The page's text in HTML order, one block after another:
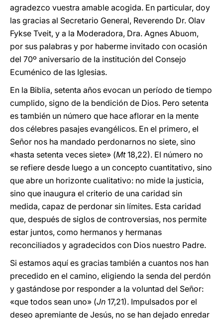
agradezco vuestra amable acogida. En particular, doy
las gracias al Secretario General, Reverendo Dr. Olav
Fykse Tveit, y a la Moderadora, Dra. Agnes Abuom,
por sus palabras y por haberme invitado con ocasión
del 70º aniversario de la institución del Consejo
Ecuménico de las Iglesias.
En la Biblia, setenta años evocan un período de tiempo
cumplido, signo de la bendición de Dios. Pero setenta
es también un número que hace aflorar en la mente
dos célebres pasajes evangélicos. En el primero, el
Señor nos ha mandado perdonarnos no siete, sino
«hasta setenta veces siete» (Mt18,22). El número no
se refiere desde luego a un concepto cuantitativo, sino
que abre un horizonte cualitativo: no mide la justicia,
sino que inaugura el criterio de una caridad sin
medida, capaz de perdonar sin límites. Esta caridad
que, después de siglos de controversias, nos permite
estar juntos, como hermanos y hermanas
reconciliados y agradecidos con Dios nuestro Padre.
Si estamos aquí es gracias también a cuantos nos han
precedido en el camino, eligiendo la senda del perdón
y gastándose por responder a la voluntad del Señor:
«que todos sean uno» (Jn 17,21). Impulsados por el
deseo apremiante de Jesús, no se han dejado enredar